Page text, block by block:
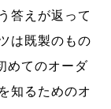
答えが返って
は既製のもの
めてのオーダ
知るためのオ